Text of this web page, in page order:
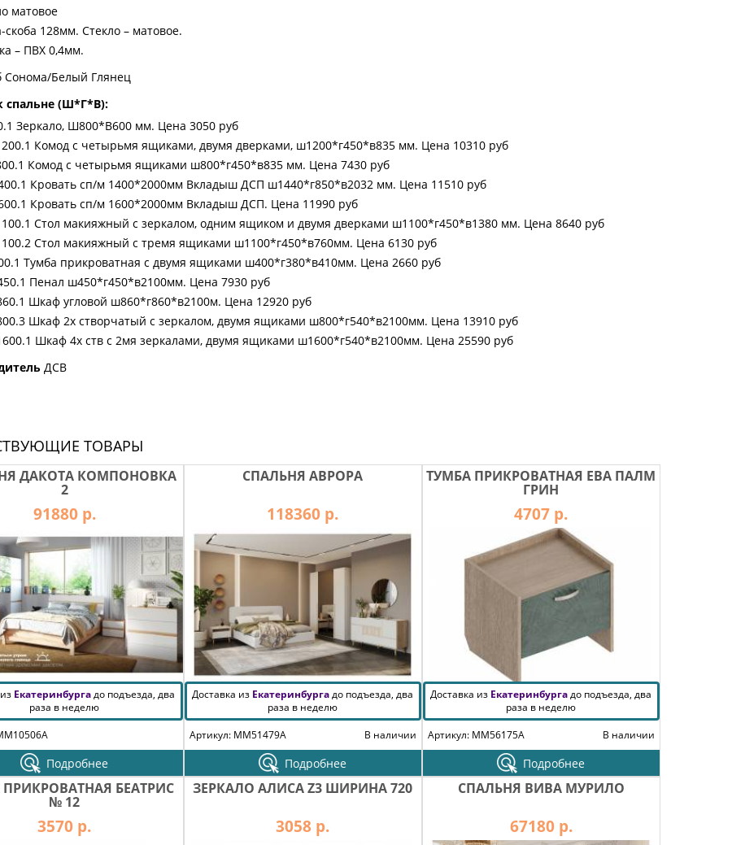
матовое
скоба 128мм. Стекло – матовое.
– ПВХ 0,4мм.
Сонома/Белый Глянец
спальне (Ш*Г*В):
Зеркало, Ш800*В600 мм. Цена 3050 руб
Комод с четырьмя ящиками, двумя дверками, ш1200*г450*в835 мм. Цена 10310 руб
Комод с четырьмя ящиками ш800*г450*в835 мм. Цена 7430 руб
Кровать сп/м 1400*2000мм Вкладыш ДСП ш1440*г850*в2032 мм. Цена 11510 руб
Кровать сп/м 1600*2000мм Вкладыш ДСП. Цена 11990 руб
Стол макияжный с зеркалом, одним ящиком и двумя дверками ш1100*г450*в1380 мм. Цена 8640 руб
Стол макияжный с тремя ящиками ш1100*г450*в760мм. Цена 6130 руб
Тумба прикроватная с двумя ящиками ш400*г380*в410мм. Цена 2660 руб
Пенал ш450*г450*в2100мм. Цена 7930 руб
Шкаф угловой ш860*г860*в2100м. Цена 12920 руб
Шкаф 2х створчатый с зеркалом, двумя ящиками ш800*г540*в2100мм. Цена 13910 руб
Шкаф 4х ств с 2мя зеркалами, двумя ящиками ш1600*г540*в2100мм. Цена 25590 руб
ДСВ
ТОВАРЫ
ДАКОТА КОМПОНОВКА
2
91880 р.
Екатеринбургадо подъезда, два
раза в неделю
Подробнее
СПАЛЬНЯ АВРОРА
118360 р.
Доставка из Екатеринбургадо подъезда, два
раза в неделю
Артикул: MM51479A
В наличии
Подробнее
ТУМБА ПРИКРОВАТНАЯ ЕВА ПАЛМ
ГРИН
4707 р.
Доставка из Екатеринбургадо подъезда, два
раза в неделю
Артикул: MM56175A
В наличии
Подробнее
БЕАТРИС
№ 12
3570 р.
ЗЕРКАЛО АЛИСА Z3 ШИРИНА 720
3058 р.
СПАЛЬНЯ ВИВА МУРИЛО
67180 р.